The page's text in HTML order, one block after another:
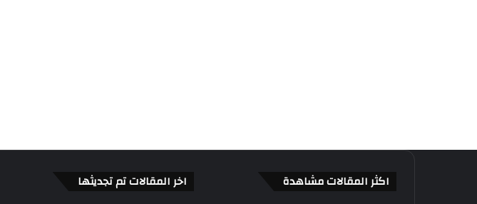
اكثر المقالات مشاهدة اخر المقالات تم تجديثها